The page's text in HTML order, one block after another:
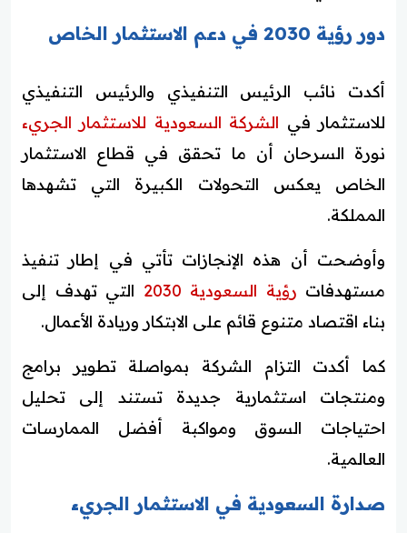
دور رؤية 2030 في دعم الاستثمار الخاص
أكدت نائب الرئيس التنفيذي والرئيس التنفيذي
للاستثمار في الشركة السعودية للاستثمار الجريء
نورة السرحان أن ما تحقق في قطاع الاستثمار
الخاص يعكس التحولات الكبيرة التي تشهدها
المملكة.
وأوضحت أن هذه الإنجازات تأتي في إطار تنفيذ
مستهدفات رؤية السعودية 2030
التي تهدف إلى
بناء اقتصاد متنوع قائم على الابتكار وريادة الأعمال.
كما أكدت التزام الشركة بمواصلة تطوير برامج
ومنتجات استثمارية جديدة تستند إلى تحليل
احتياجات السوق ومواكبة أفضل الممارسات
العالمية.
صدارة السعودية في الاستثمار الجريء